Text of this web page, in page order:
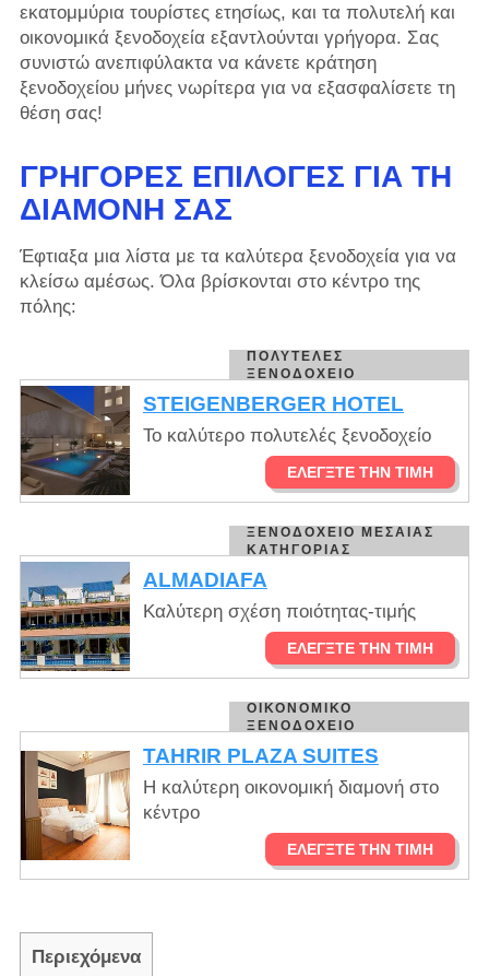
εκατομμύρια τουρίστες ετησίως, και τα πολυτελή και
οικονομικά ξενοδοχεία εξαντλούνται γρήγορα. Σας
συνιστώ ανεπιφύλακτα να κάνετε κράτηση
ξενοδοχείου μήνες νωρίτερα για να εξασφαλίσετε τη
θέση σας!
ΓΡΉΓΟΡΕΣ ΕΠΙΛΟΓΈΣ ΓΙΑ ΤΗ
ΔΙΑΜΟΝΉ ΣΑΣ
Έφτιαξα μια λίστα με τα καλύτερα ξενοδοχεία για να
κλείσω αμέσως. Όλα βρίσκονται στο κέντρο της
πόλης:
ΠΟΛΥΤΕΛΈΣ
ΞΕΝΟΔΟΧΕΊΟ
STEIGENBERGER HOTEL
Το καλύτερο πολυτελές ξενοδοχείο
ΕΛΈΓΞΤΕ ΤΗΝ ΤΙΜΉ
ΞΕΝΟΔΟΧΕΊΟ ΜΕΣΑΊΑΣ
ΚΑΤΗΓΟΡΊΑΣ
ALMADIAFA
Καλύτερη σχέση ποιότητας-τιμής
ΕΛΈΓΞΤΕ ΤΗΝ ΤΙΜΉ
ΟΙΚΟΝΟΜΙΚΌ
ΞΕΝΟΔΟΧΕΊΟ
TAHRIR PLAZA SUITES
Η καλύτερη οικονομική διαμονή στο
κέντρο
ΕΛΈΓΞΤΕ ΤΗΝ ΤΙΜΉ
Περιεχόμενα